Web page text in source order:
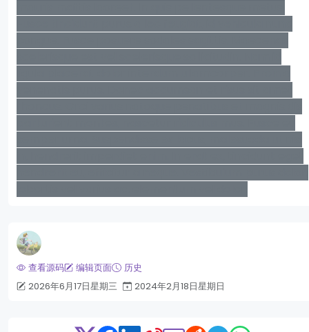
查看源码 编辑页面
历史
2026年6月17日星期三
2024年2月18日星期日